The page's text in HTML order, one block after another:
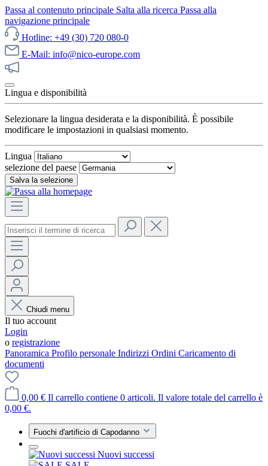
Passa al contenuto principale Salta alla ricerca Passa alla
navigazione principale
Hotline: +49 (30) 720 080-0
E-Mail: info@nico-europe.com
Lingua e disponibilità
Selezionare la lingua desiderata e la disponibilità. È possibile
modificare le impostazioni in qualsiasi momento.
Lingua
selezione del paese
Salva la selezione
Chiudi menu
Il tuo account
Login
o registrazione
Panoramica Profilo personale Indirizzi Ordini Caricamento di
documenti
0,00 € Il carrello contiene 0 articoli. Il valore totale del carrello è
0,00 €.
Fuochi d'artificio di Capodanno
Nuovi successi